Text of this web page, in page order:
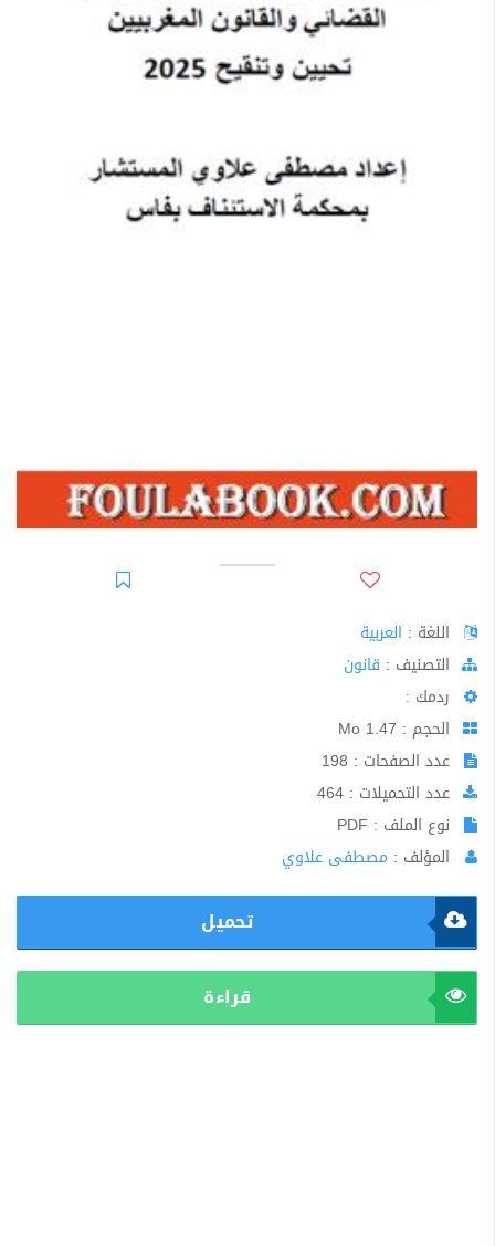
اللغة : العربية
اﻟﺘﺼﻨﻴﻒ : قانون
ردمك :
الحجم : 1.47 Mo
عدد الصفحات : 198
عدد التحميلات : 464
نوع الملف : PDF
المؤلف : مصطفى علاوي
تحميل
قراءة